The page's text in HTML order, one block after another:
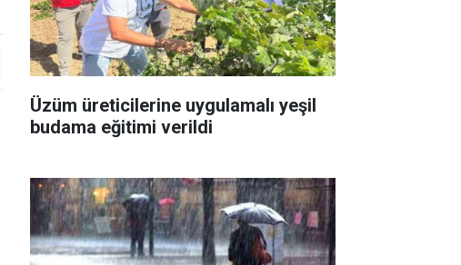
Üzüm üreticilerine uygulamalı yeşil
budama eğitimi verildi